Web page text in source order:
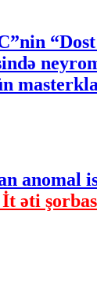
anomal
İt əti